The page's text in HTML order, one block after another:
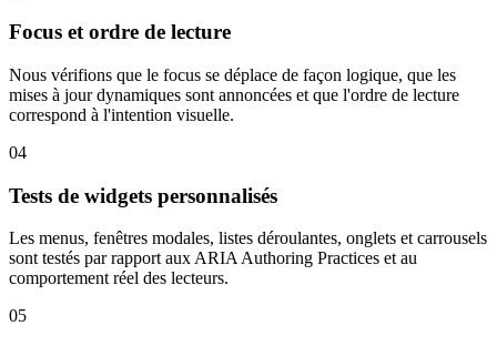
Focus et ordre de lecture
Nous vérifions que le focus se déplace de façon logique, que les
mises à jour dynamiques sont annoncées et que l'ordre de lecture
correspond à l'intention visuelle.
04
Tests de widgets personnalisés
Les menus, fenêtres modales, listes déroulantes, onglets et carrousels
sont testés par rapport aux ARIA Authoring Practices et au
comportement réel des lecteurs.
05